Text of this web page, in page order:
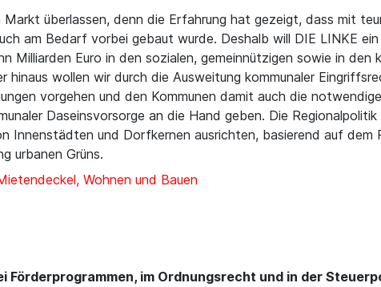
überlassen, denn die Erfahrung hat gezeigt, dass mit
am Bedarf vorbei gebaut wurde. Deshalb will DIE LINKE
Milliarden Euro in den sozialen, gemeinnützigen sowie in den
hinaus wollen wir durch die Ausweitung kommunaler
vorgehen und den Kommunen damit auch die
Daseinsvorsorge an die Hand geben. Die
Innenstädten und Dorfkernen ausrichten, basierend auf
urbanen Grüns.
Wohnen und Bauen
Förderprogrammen, im Ordnungsrecht und in der